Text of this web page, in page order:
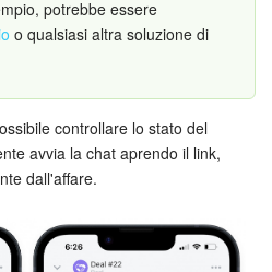
potrebbe essere
o qualsiasi altra soluzione di
controllare lo stato del
avvia la chat aprendo il link,
dall'affare.